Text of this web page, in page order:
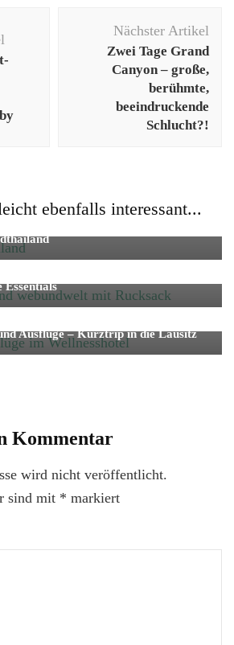
Nächster Artikel
Zwei Tage Grand
Canyon – große,
berühmte,
beeindruckende
Schlucht?!
ebenfalls interessant...
Reise
Essentials
Ausflüge – Kurztrip in die Lausitz
Kommentar
wird nicht veröffentlicht.
sind mit * markiert